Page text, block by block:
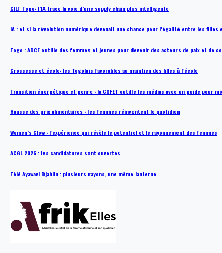
CILT Togo: l’IA trace la voie d’une supply chain plus intelligente
IA : et si la révolution numérique devenait une chance pour l’égalité entre les filles
Togo : ADCF outille des femmes et jeunes pour devenir des acteurs de paix et de
Grossesse et école: les Togolais favorables au maintien des filles à l’école
Transition énergétique et genre : la COFET outille les médias avec un guide pour
Hausse des prix alimentaires : les femmes réinventent le quotidien
Women’s Glow : l’expérience qui révèle le potentiel et le rayonnement des femmes
ACGL 2026 : les candidatures sont ouvertes
Tèlé Ayawavi Djahlin : plusieurs rayons, une même lanterne